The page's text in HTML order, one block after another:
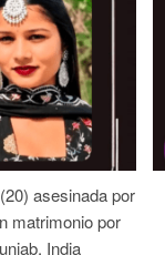
asesinada por
matrimonio por
India